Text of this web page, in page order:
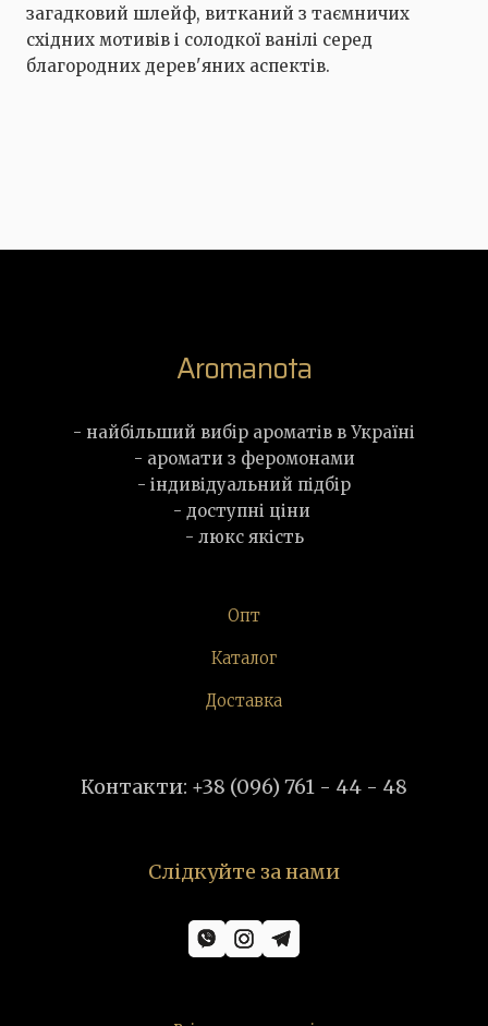
загадковий шлейф, витканий з таємничих
східних мотивів і солодкої ванілі серед
благородних дерев'яних аспектів.
Aromanota
- найбільший вибір ароматів в Україні
- аромати з феромонами
- індивідуальний підбір
- доступні ціни
- люкс якість
Опт
Каталог
Доставка
Контакти: +38 (096) 761 - 44 - 48
Слідкуйте за нами